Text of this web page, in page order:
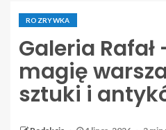
ROZRYWKA
Galeria Rafał
magię
sztuki i